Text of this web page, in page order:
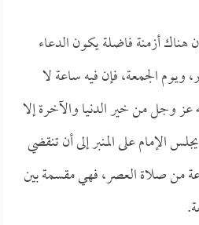
هناك أزمنة فاضلة يكون الدعاء
ويوم الجمعة، فإن فيه ساعة لا
عز وجل من خير الدنيا والآخرة إلا
الإمام على المنبر إلى أن تنقضي
من صلاة العصر، فهي مقسمة بين